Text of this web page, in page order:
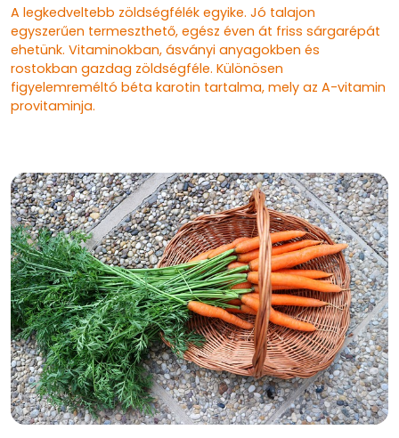
A legkedveltebb zöldségfélék egyike. Jó talajon
egyszerűen termeszthető, egész éven át friss sárgarépát
ehetünk. Vitaminokban, ásványi anyagokben és
rostokban gazdag zöldségféle. Különösen
figyelemreméltó béta karotin tartalma, mely az A-vitamin
provitaminja.